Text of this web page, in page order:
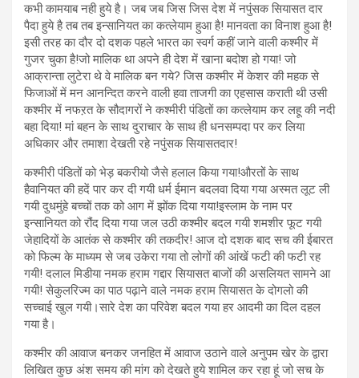
कभी कामयाब नही हुये है। जब जब जिस जिस देश में नपुंसक सियासत दार
पैदा हुये है तब तब इन्सानियत का कत्लेयाम हुआ है! मानवता का विनाश हुआ है!
इसी तरह का दौर दो दशक पहले भारत का स्वर्ग कहीं जाने वाली कश्मीर में
गुजर चुका है!जो मालिक था अपने ही देश में खाना बदोश हो गया! जो
आक्रान्ता लुटेरा थे वे मालिक बन गये? जिस कश्मीर में केशर की महक से
फिजाओं में मन आनन्दित करने वाली हवा ताजगी का एहसास कराती थी उसी
कश्मीर में नफऱत के सौदागरों ने कश्मीरी पंडितों का कत्लेयाम कर लहू की नदी
बहा दिया! मां बहन के साथ दुराचार के साथ ही धनसम्पदा पर कर लिया
अधिकार और तमाशा देखती रहे नपुंसक सियासतदार!
कश्मीरी पंडितों को भेड़ बकरीयो जैसे हलाल किया गया!औरतों के साथ
हैवानियत की हदें पार कर दी गयी धर्म ईमान बदलवा दिया गया अस्मत लूट ली
गयी दुधमुंहे बच्चों तक को आग में झोंक दिया गया!इस्लाम के नाम पर
इन्सानियत को रौंद दिया गया जल उठी कश्मीर बदल गयी शमशीर फूट गयी
जेहादियों के आतंक से कश्मीर की तकदीर! आज दो दशक बाद सच की ईबारत
को फिल्म के माध्यम से जब उकेरा गया तो लोगों की आंखें फटी की फटी रह
गयी! दलाल मिडीया नमक हराम गद्दार सियासत बाजों की असलियत सामने आ
गयी! सेकुलरिज्म का पाठ पढ़ाने वाले नमक हराम सियासत के दोगलो की
सच्चाई खुल गयी।सारे देश का परिवेश बदल गया हर आदमी का दिल दहल
गया है।
कश्मीर की आवाज बनकर जनहित में आवाज उठाने वाले अनुपम खेर के द्वारा
लिखित कुछ अंश समय की मांग को देखते हुये शामिल कर रहा हूं जो सच के